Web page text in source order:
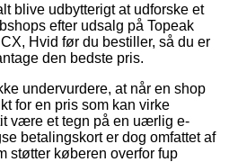
blive udbytterigt at udforske et
efter udsalg på Topeak
Hvid før du bestiller, så du er
den bedste pris.
undervurdere, at når en shop
for en pris som kan virke
være et tegn på en uærlig e-
betalingskort er dog omfattet af
støtter køberen overfor fup